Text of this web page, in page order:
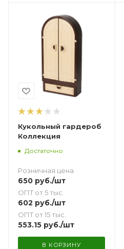
Кукольный гардероб
Коллекция
Достаточно
Розничная цена
650 руб./шт
ОПТ от 5 тыс.
602 руб./шт
ОПТ от 15 тыс.
553.15 руб./шт
В КОРЗИНУ